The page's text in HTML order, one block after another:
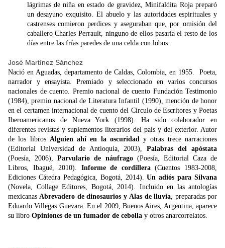
lágrimas de niña en estado de gravidez, Minifaldita Roja preparó
un desayuno exquisito. El abuelo y las autoridades espirituales y
castrenses comieron perdices y aseguraban que, por omisión del
caballero Charles Perrault, ninguno de ellos pasaría el resto de los
días entre las frías paredes de una celda con lobos.
José Martínez Sánchez
Nació en Aguadas, departamento de Caldas, Colombia, en 1955. Poeta,
narrador y ensayista. Premiado y seleccionado en varios concursos
nacionales de cuento. Premio nacional de cuento Fundación Testimonio
(1984), premio nacional de Literatura Infantil (1990), mención de honor
en el certamen internacional de cuento del Círculo de Escritores y Poetas
Iberoamericanos de Nueva York (1998). Ha sido colaborador en
diferentes revistas y suplementos literarios del país y del exterior. Autor
de los libros Alguien ahí en la oscuridady otras trece narraciones
(Editorial Universidad de Antioquia, 2003),Palabras del apóstata
(Poesía, 2006),Parvulario de náufrago(Poesía, Editorial Caza de
Libros, Ibagué, 2010). Informe de cordillera(Cuentos 1983-2008,
Ediciones Cátedra Pedagógica, Bogotá, 2014).Un adiós para Silvana
(Novela, Collage Editores, Bogotá, 2014). Incluido en las antologías
mexicanasAbrevadero de dinosaurios y Alas de lluvia, preparadas por
Eduardo Villegas Guevara. En el 2009, Buenos Aires, Argentina, aparece
su libro Opiniones de un fumador de cebolla y otros anarcorrelatos.